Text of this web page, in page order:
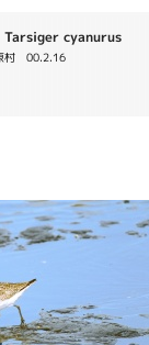
cyanurus
村　00.2.16